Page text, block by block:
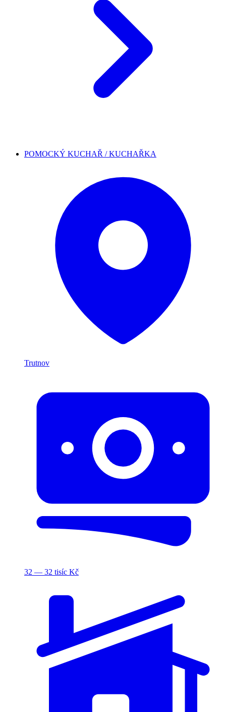
POMOCKÝ KUCHAŘ / KUCHAŘKA
Trutnov
32 — 32 tisíc Kč